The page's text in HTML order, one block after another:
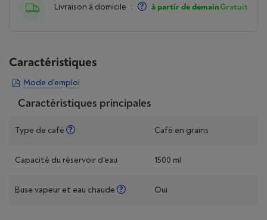
Livraison à domicile : à partir de demainGratuit
Caractéristiques
Mode d’emploi
Caractéristiques principales
Type de café Café en grains
Capacité du réservoir d'eau 1500 ml
Buse vapeur et eau chaude Oui